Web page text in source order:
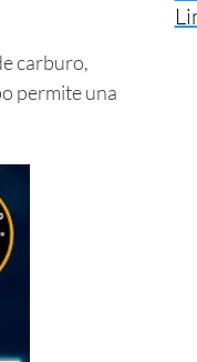
carburo,
permite una